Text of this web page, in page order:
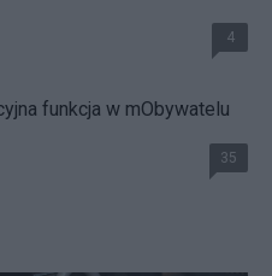
4
funkcja w mObywatelu
35